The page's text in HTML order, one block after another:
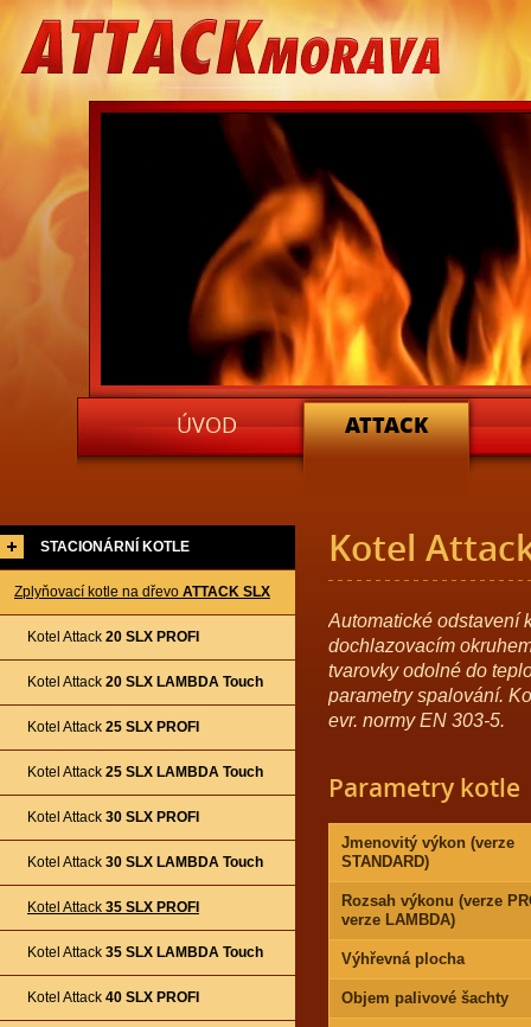
ATTACKMORAVA
ÚVOD ATTACK
STACIONÁRNÍ KOTLE
Zplyňovací kotle na dřevo ATTACK SLX
Kotel Attack 20 SLX PROFI
Kotel Attack 20 SLX LAMBDA Touch
Kotel Attack 25 SLX PROFI
Kotel Attack 25 SLX LAMBDA Touch
Kotel Attack 30 SLX PROFI
Kotel Attack 30 SLX LAMBDA Touch
Kotel Attack 35 SLX PROFI
Kotel Attack 35 SLX LAMBDA Touch
Kotel Attack 40 SLX PROFI
Kotel
Automatické odstavení
dochlazovacím
tvarovky odolné do
parametry spalování.
evr. normy EN 303-5.
Parametry kotle
Jmenovitý výkon (verze
STANDARD)
Rozsah výkonu (verze
verze LAMBDA)
Výhřevná plocha
Objem palivové šachty